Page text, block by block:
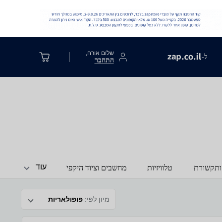
ל- שלום אורח,
התחבר
טלוויזיות מחשבים וציוד היקפי עוד
מיון לפי: פופולאריות